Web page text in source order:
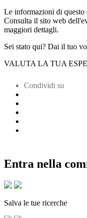
Le informazioni di questo
Consulta il sito web
maggiori dettagli.
Sei stato qui? Dai il tuo
VALUTA LA TUA
Condividi su
Entra nella
Salva le tue ricerche